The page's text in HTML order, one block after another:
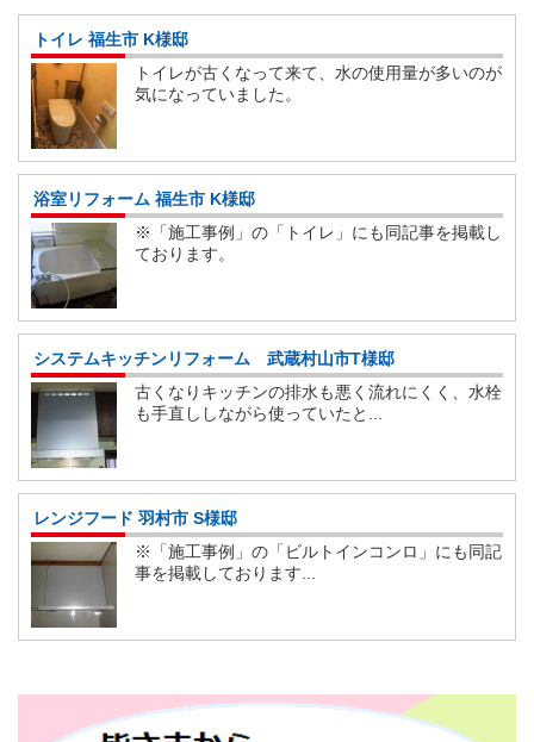
トイレ 福生市 K様邸
トイレが古くなって来て、水の使用量が多いのが
気になっていました。
浴室リフォーム 福生市 K様邸
※「施工事例」の「トイレ」にも同記事を掲載し
ております。
システムキッチンリフォーム 武蔵村山市T様邸
古くなりキッチンの排水も悪く流れにくく、水栓
も手直ししながら使っていたと...
レンジフード 羽村市 S様邸
※「施工事例」の「ビルトインコンロ」にも同記
事を掲載しております...